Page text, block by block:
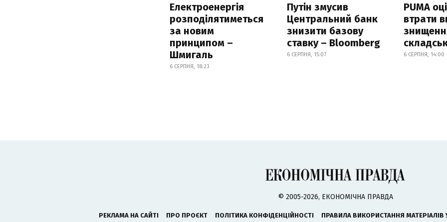
Електроенергія
розподілятиметься
за новим
принципом –
Шмигаль
6 СЕРПНЯ, 18:23
Путін змусив
Центральний банк
знизити базову
ставку – Bloomberg
6 СЕРПНЯ, 15:07
PUMA
втрати
6 СЕРПНЯ, 14:00
© 2005-2026, ЕКОНОМІЧНА ПРАВДА
РЕКЛАМА НА САЙТІ ПРО ПРОЄКТ ПОЛІТИКА КОНФІДЕНЦІЙНОСТІ ПРАВИЛА ВИКОРИСТАННЯ МАТЕРІАЛІВ